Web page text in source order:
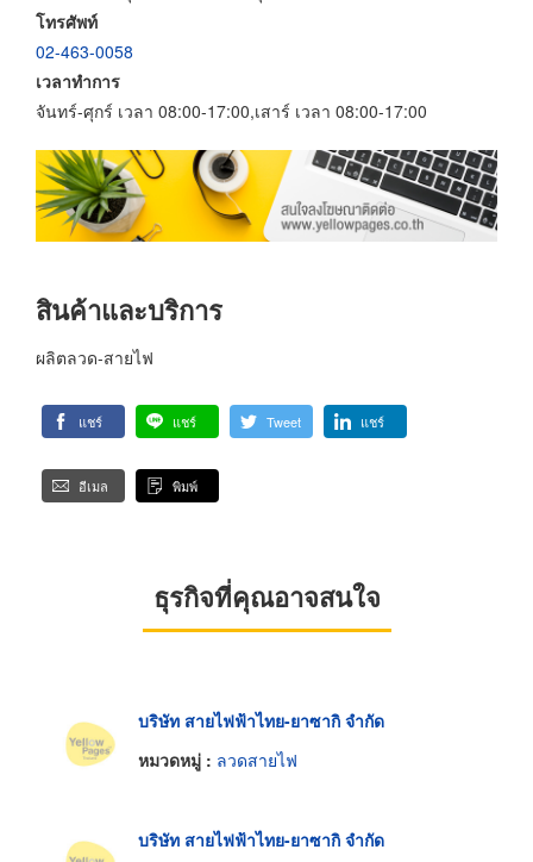
โทรศัพท์
02-463-0058
เวลาทำการ
จันทร์-ศุกร์ เวลา 08:00-17:00,เสาร์ เวลา 08:00-17:00
สินค้าและบริการ
ผลิตลวด-สายไฟ
แชร์ แชร์ Tweet แชร์
อีเมล พิมพ์
ธุรกิจที่คุณอาจสนใจ
บริษัท สายไฟฟ้าไทย-ยาซากิ จำกัด
หมวดหมู่ : ลวดสายไฟ
บริษัท สายไฟฟ้าไทย-ยาซากิ จำกัด